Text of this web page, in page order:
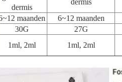
dermis
dermis
maanden 6~12 maanden
30G 27G
1ml, 2ml 1ml, 2ml